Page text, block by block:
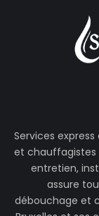
Services
et chauffagistes
entretien,
assure
débouchage et